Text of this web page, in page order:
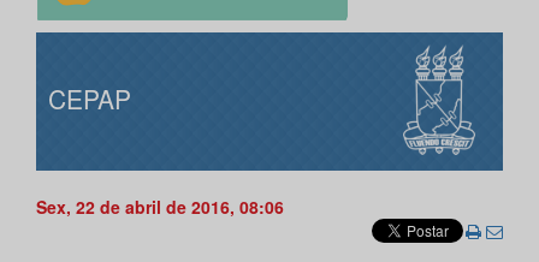
CEPAP
Sex, 22 de abril de 2016, 08:06